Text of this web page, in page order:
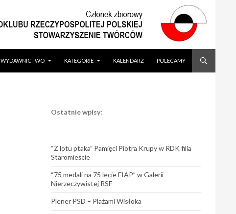
WYDAWNICTWO KATEGORIE KALENDARZ POLECAMY
Ostatnie wpisy:
“Z lotu ptaka” Pamięci Piotra Krupy w RDK filia
Staromieście
“75 medali na 75 lecie FIAP” w Galerii
Nierzeczywistej RSF
Plener PSD – Plażami Wisłoka